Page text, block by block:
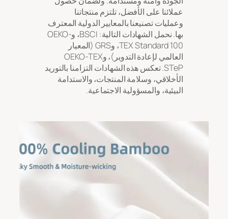
عملائنا على الأفضل، تلتزم منتجاتنا
وعمليات تصنيعنا بالمعايير الدولية المعترف
بها. نحمل الشهادات التالية: BSCI، وOEKO-
TEX Standard 100، وGRS (المعيار
العالمي لإعادة التدوير)، وOEKO-TEX
STeP. تعكس هذه الشهادات التزامنا بالتوريد
الأخلاقي، وسلامة المنتجات، والاستدامة
البيئية، والمسؤولية الاجتماعية.